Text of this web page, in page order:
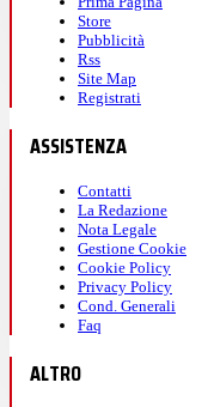
Store
Pubblicità
Rss
Site Map
Registrati
ASSISTENZA
Contatti
La Redazione
Nota Legale
Gestione Cookie
Cookie Policy
Privacy Policy
Cond. Generali
Faq
ALTRO